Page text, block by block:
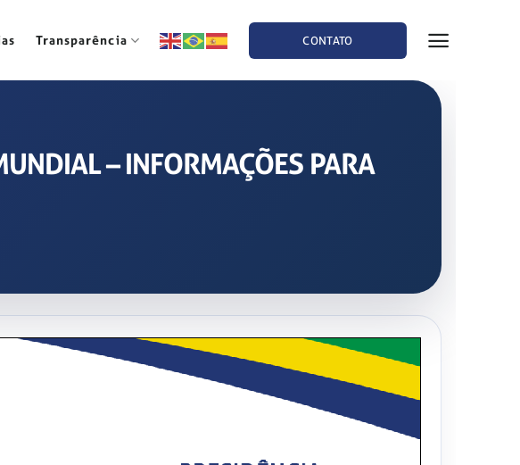
Transparência CONTATO
– INFORMAÇÕES PARA